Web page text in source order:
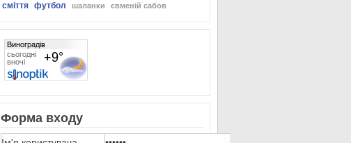
сміття футбол шаланки євменій сабов
Форма входу